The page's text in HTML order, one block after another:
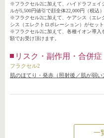
※フラクセル2に加えて、ハイドラフェイ
ルが5,500円値引で顔全体22,000円（税込
※フラクセル2に加えて、ケアシス（エレ
シス（エレクトロポレーション）がセッ
※フラクセル2に加えて、各種イオン導入
額でお受け頂けます。
リスク・副作用・合併症
フラクセル2
肌のほてり・発赤（照射後／肌が弱い
一